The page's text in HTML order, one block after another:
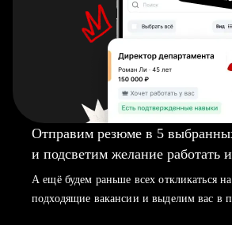
Отправим резюме в 5
и подсветим желание работать
А ещё будем раньше всех откликаться
подходящие вакансии и выделим вас в